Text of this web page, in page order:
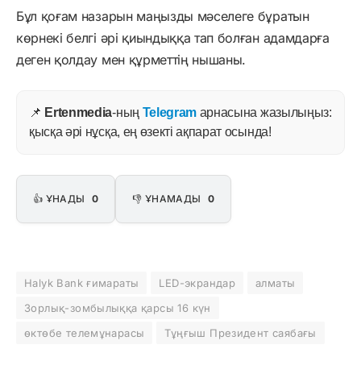
Бұл қоғам назарын маңызды мәселеге бұратын
көрнекі белгі әрі қиындыққа тап болған адамдарға
деген қолдау мен құрметтің нышаны.
📌 Ertenmedia-ның Telegram арнасына жазылыңыз:
қысқа әрі нұсқа, ең өзекті ақпарат осында!
👍 ҰНАДЫ 0 👎 ҰНАМАДЫ 0
Halyk Bank ғимараты LED-экрандар
алматы
Зорлық-зомбылыққа қарсы 16 күн
өктөбе телемұнарасы
Тұңғыш Президент саябағы